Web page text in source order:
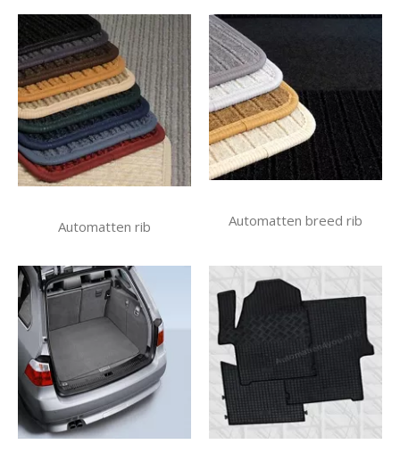
Automatten rib Automatten breed rib